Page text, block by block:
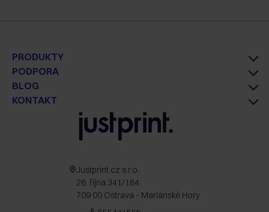
PRODUKTY
PODPORA
BLOG
KONTAKT
Justprint.cz s.r.o.
28. října 341/184
709 00 Ostrava - Mariánské Hory